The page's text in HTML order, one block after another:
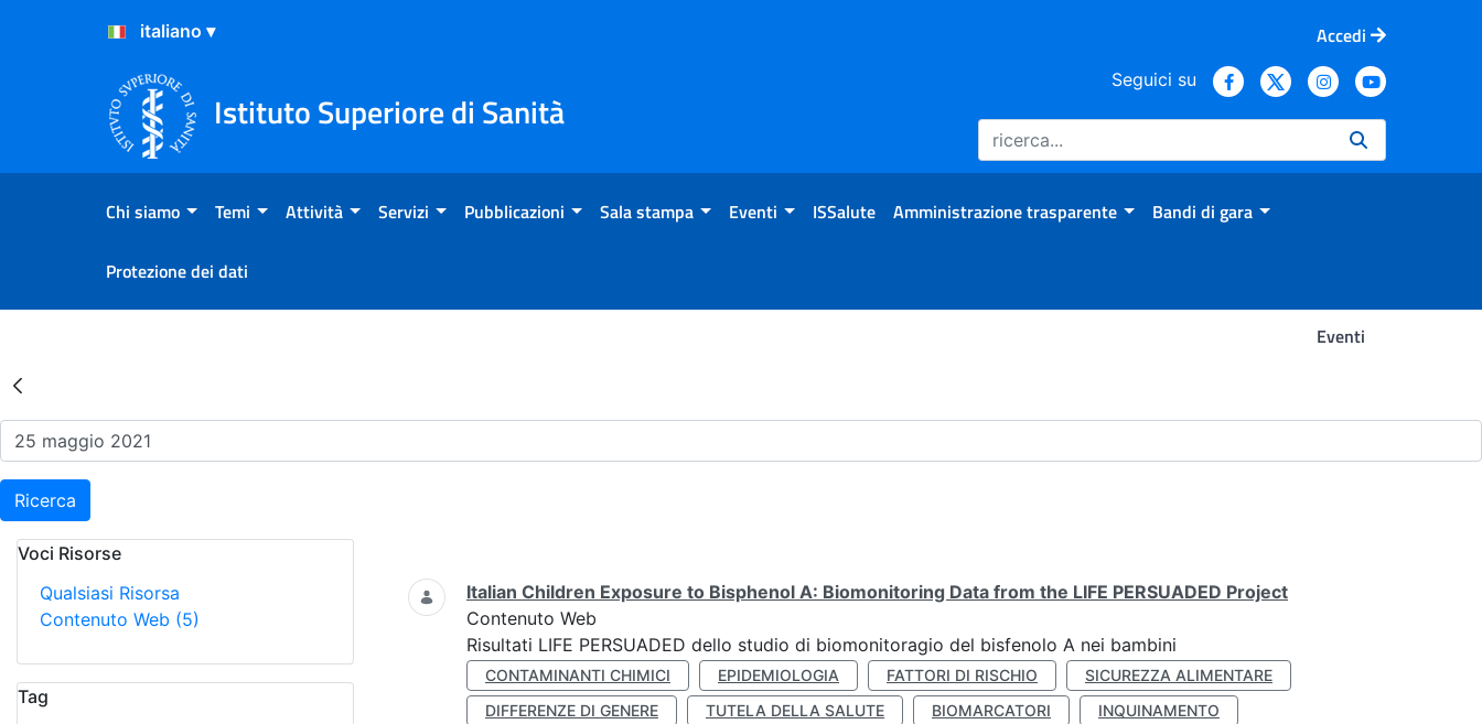
Salta al Contenuto
Salta al Footer
Accedi
Istituto Superiore di Sanità
Seguici su
Chi siamo Temi Attività Servizi Pubblicazioni Sala stampa Eventi ISSalute Amministrazione trasparente Bandi di gara
Protezione dei dati
Eventi
Risultati della Ricerca - Eventi
Ricerca
Voci Risorse
Qualsiasi Risorsa
Contenuto Web (5)
Tag
Ricerca
Italian Children Exposure to Bisphenol A: Biomonitoring Data from the LIFE PERSUADED Project
Contenuto Web
Risultati LIFE PERSUADED dello studio di biomonitoragio del bisfenolo A nei bambini
CONTAMINANTI CHIMICI EPIDEMIOLOGIA FATTORI DI RISCHIO
SICUREZZA ALIMENTARE
DIFFERENZE DI GENERE
TUTELA DELLA SALUTE BIOMARCATORI
INQUINAMENTO